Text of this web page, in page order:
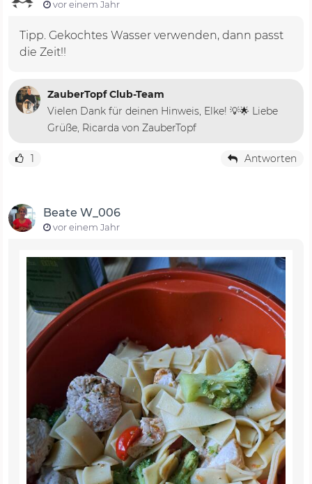
vor einem Jahr
Tipp. Gekochtes Wasser verwenden, dann passt
die Zeit!!
ZauberTopf Club-Team
Vielen Dank für deinen Hinweis, Elke! 💡🌟 Liebe
Grüße, Ricarda von ZauberTopf
1 Antworten
Beate W_006
vor einem Jahr